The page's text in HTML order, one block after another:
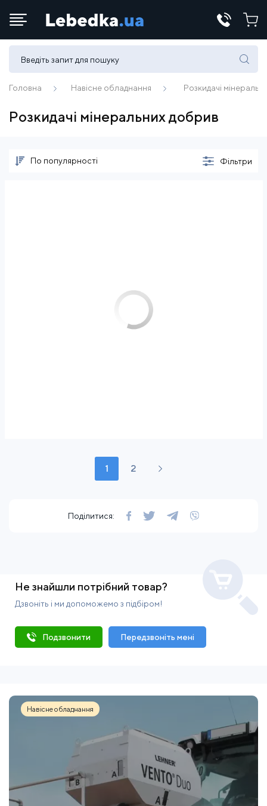
Телефони:
(067) 430 82-15
Головна Навісне обладнання Розкидачі
Розкидачі мінеральних добрив
По популярності Фільтри
1 2
Поділитися:
Не знайшли потрібний товар?
Дзвоніть і ми допоможемо з підбіром!
Подзвонити Передзвоніть мені
Навісне обладнання